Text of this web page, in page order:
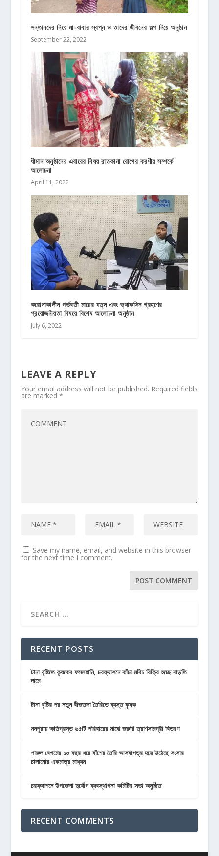
সন্তানদের নিয়ে মা-বাবার স্বপ্ন ও তাদের জীবনের গল্প নিয়ে অনুষ্ঠান
September 22, 2022
ধীমান অনুষ্ঠানের এবারের বিষয় রাতকানা রোগের করণীয় সম্পর্কে
আলোচনা
April 11, 2022
করোনাকালীন গর্ভবতী মায়ের যত্ন এবং ভ্যাকসিন গ্রহণের
প্রয়োজনীয়তা বিষয়ে বিশেষ আলোচনা অনুষ্ঠান
July 6, 2022
LEAVE A REPLY
Your email address will not be published. Required fields
are marked *
Save my name, email, and website in this browser
for the next time I comment.
RECENT POSTS
টানা বৃষ্টিতে কৃষকের ফসলহানি, চরফ্যাশনে কাঁচা মরিচ বিক্রি হচ্ছে বাড়তি
দামে
টানা বৃষ্টির পর নতুন বীজতলা তৈরিতে ব্যস্ত কৃষক
মনপুরায় ক্ষতিগ্রস্ত ৬৫টি পরিবারের মাঝে জরুরি ত্রাণসামগ্রী বিতরণ
পারুল বেগমের ১০ বছর ধরে বাঁশের তৈরি আসবাপত্র হয়ে উঠেছে সংসার
চালানোর একমাত্র মাধ্যম
চরফ্যাশনে উপজেলা দুর্যোগ ব্যবস্থাপনা কমিটির সভা অনুষ্ঠিত
RECENT COMMENTS